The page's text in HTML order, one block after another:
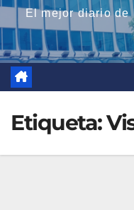
El mejor diario
Etiqueta: